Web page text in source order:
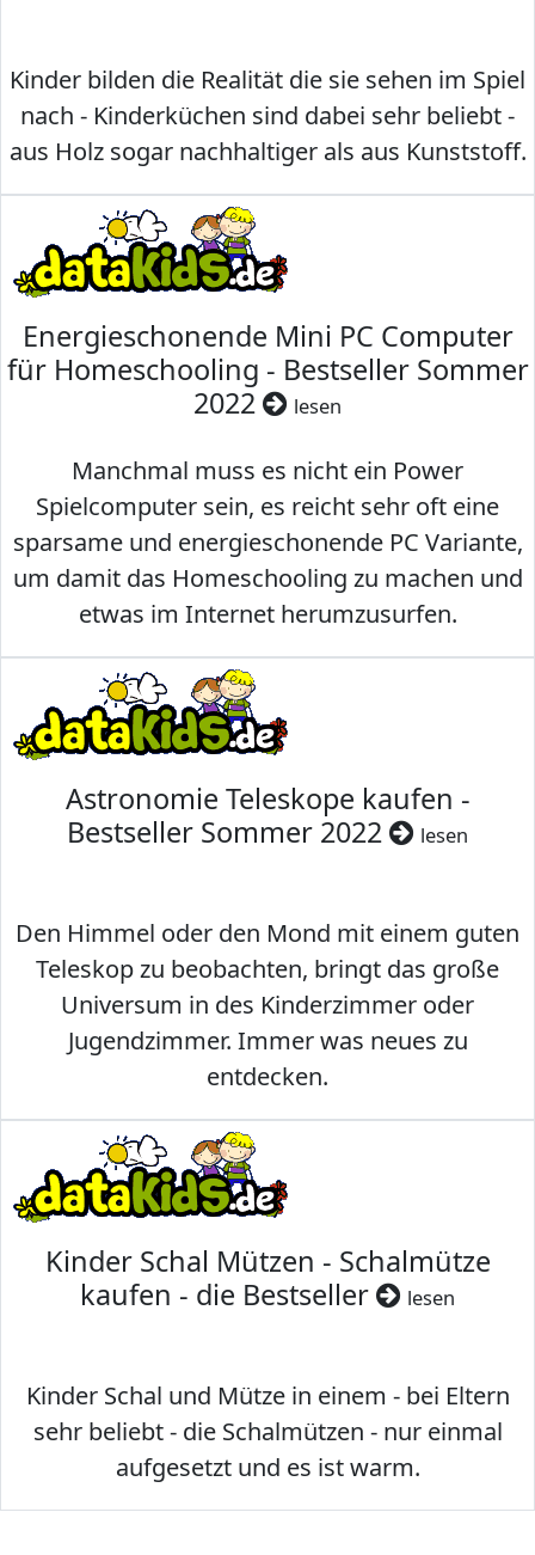
Kinder bilden die Realität die sie sehen im Spiel
nach - Kinderküchen sind dabei sehr beliebt -
aus Holz sogar nachhaltiger als aus Kunststoff.
Energieschonende Mini PC Computer
für Homeschooling - Bestseller Sommer
2022
lesen
Manchmal muss es nicht ein Power
Spielcomputer sein, es reicht sehr oft eine
sparsame und energieschonende PC Variante,
um damit das Homeschooling zu machen und
etwas im Internet herumzusurfen.
Astronomie Teleskope kaufen -
Bestseller Sommer 2022
lesen
Den Himmel oder den Mond mit einem guten
Teleskop zu beobachten, bringt das große
Universum in des Kinderzimmer oder
Jugendzimmer. Immer was neues zu
entdecken.
Kinder Schal Mützen - Schalmütze
kaufen - die Bestseller
lesen
Kinder Schal und Mütze in einem - bei Eltern
sehr beliebt - die Schalmützen - nur einmal
aufgesetzt und es ist warm.